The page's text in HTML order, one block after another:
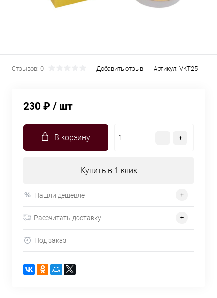
Отзывов: 0 Добавить отзыв Артикул: VKT25
230 ₽ / шт
В корзину
Купить в 1 клик
Нашли дешевле
Рассчитать доставку
Под заказ